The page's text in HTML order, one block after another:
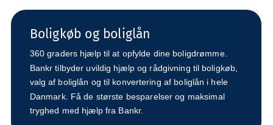
Boligkøb og boliglån
360 graders hjælp til at opfylde dine boligdrømme.
Bankr tilbyder uvildig hjælp og rådgivning til boligkøb,
valg af boliglån og til konvertering af boliglån i hele
Danmark. Få de største besparelser og maksimal
tryghed med hjælp fra Bankr.